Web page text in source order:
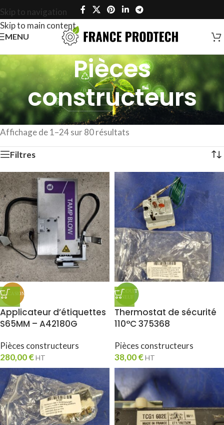
Skip to navigation
Skip to main content
MENU
Pièces
constructeurs
Accueil Composants/Pièces constructeurs
Affichage de 1–24 sur 80 résultats
Filtres
Applicateur d’étiquettes
S65MM – A42180G
Pièces constructeurs
280,00€HT
Thermostat de sécurité
110°C 375368
Pièces constructeurs
38,00€HT